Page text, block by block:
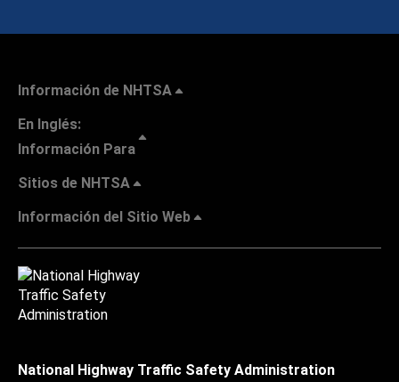
Información de NHTSA
En Inglés:
Información Para
Sitios de NHTSA
Información del Sitio Web
National Highway Traffic Safety Administration